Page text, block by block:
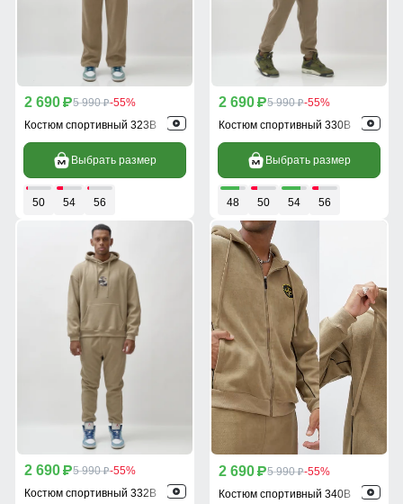
2 690 p5 990 p-55%
Костюм спортивный 323B
Выбрать размер
50 54 56
2 690 p5 990 p-55%
Костюм спортивный 330B
Выбрать размер
48 50 54 56
2 690 p5 990 p-55%
Костюм спортивный 332B
2 690 p5 990 p-55%
Костюм спортивный 340B